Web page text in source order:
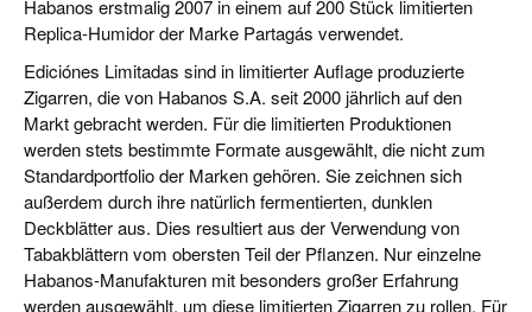
Habanos erstmalig 2007 in einem auf 200 Stück limitierten
Replica-Humidor der Marke Partagás verwendet.
Ediciónes Limitadas sind in limitierter Auflage produzierte
Zigarren, die von Habanos S.A. seit 2000 jährlich auf den
Markt gebracht werden. Für die limitierten Produktionen
werden stets bestimmte Formate ausgewählt, die nicht zum
Standardportfolio der Marken gehören. Sie zeichnen sich
außerdem durch ihre natürlich fermentierten, dunklen
Deckblätter aus. Dies resultiert aus der Verwendung von
Tabakblättern vom obersten Teil der Pflanzen. Nur einzelne
Habanos-Manufakturen mit besonders großer Erfahrung
werden ausgewählt, um diese limitierten Zigarren zu rollen. Für